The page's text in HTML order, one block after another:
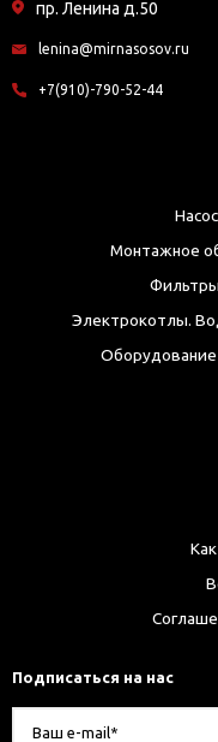
пр. Ленина д.50
lenina@mirnasosov.ru
+7(910)-790-52-44
Монтажное
Электрокотлы.
Оборудование
Подписаться на нас